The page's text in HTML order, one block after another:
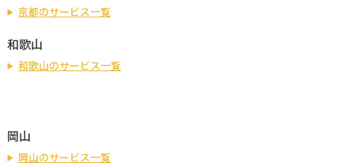
京都のサービス一覧
和歌山
和歌山のサービス一覧
岡山
岡山のサービス一覧